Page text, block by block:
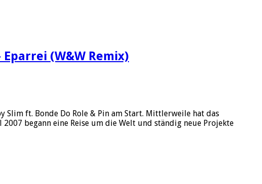
(W&W Remix)
Slim ft. Bonde Do Role & Pin am Start. Mittlerweile hat das
begann eine Reise um die Welt und ständig neue Projekte